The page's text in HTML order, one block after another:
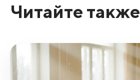
Читайте также